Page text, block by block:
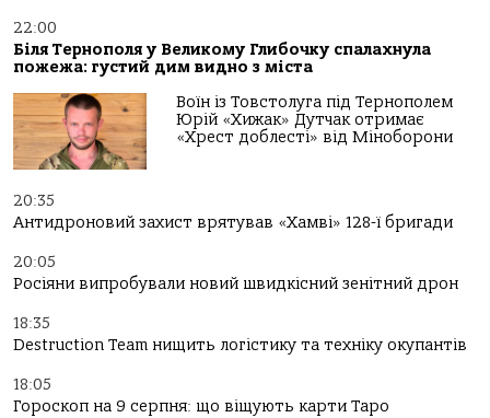
22:00
Біля Тернополя у Великому Глибочку спалахнула
пожежа: густий дим видно з міста
Воїн із Товстолуга під Тернополем
Юрій «Хижак» Дутчак отримає
«Хрест доблесті» від Міноборони
20:35
Антидроновий захист врятував «Хамві» 128-ї бригади
20:05
Росіяни випробували новий швидкісний зенітний дрон
18:35
Destruction Team нищить логістику та техніку окупантів
18:05
Гороскоп на 9 серпня: що віщують карти Таро